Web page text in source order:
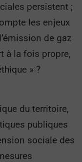
persistent ;
les enjeux
de gaz
à la fois propre,
» ?
du territoire,
publiques
sociale des